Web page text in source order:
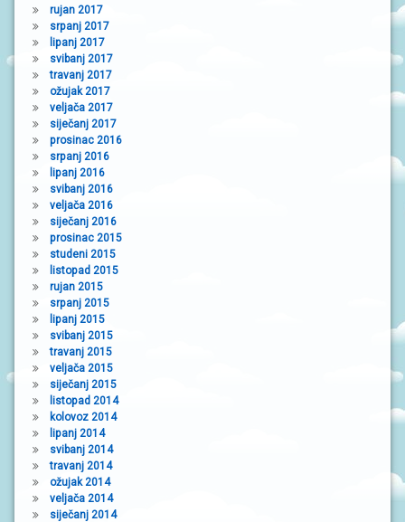
rujan 2017
srpanj 2017
lipanj 2017
svibanj 2017
travanj 2017
ožujak 2017
veljača 2017
siječanj 2017
prosinac 2016
srpanj 2016
lipanj 2016
svibanj 2016
veljača 2016
siječanj 2016
prosinac 2015
studeni 2015
listopad 2015
rujan 2015
srpanj 2015
lipanj 2015
svibanj 2015
travanj 2015
veljača 2015
siječanj 2015
listopad 2014
kolovoz 2014
lipanj 2014
svibanj 2014
travanj 2014
ožujak 2014
veljača 2014
siječanj 2014